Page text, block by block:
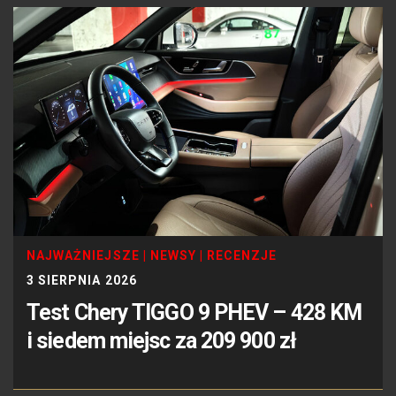
NAJWAŻNIEJSZE NEWSY
RECENZJE
3 SIERPNIA 2026
Test Chery TIGGO 9 PHEV – 428 KM
i siedem miejsc za 209 900 zł